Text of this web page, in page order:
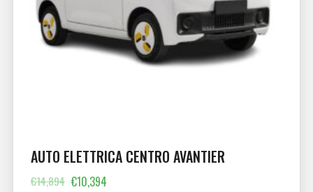
AUTO ELETTRICA CENTRO AVANTIER
€14,894 €10,394